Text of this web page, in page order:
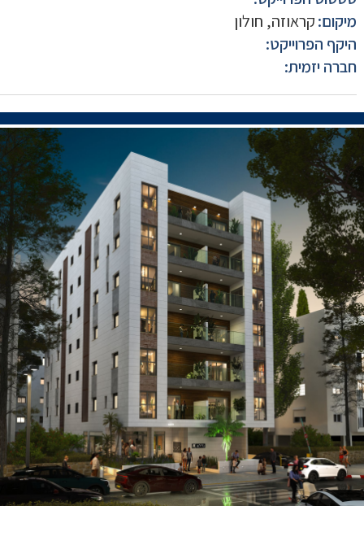
מיקום:קראוזה, חולון
היקף הפרוייקט:
חברה יזמית: